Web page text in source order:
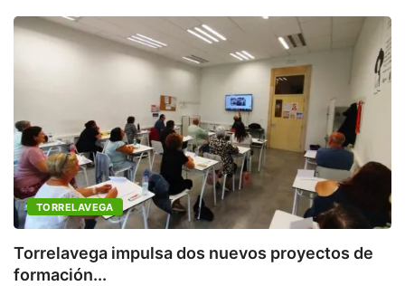
TORRELAVEGA
Torrelavega impulsa dos nuevos proyectos de
formación...